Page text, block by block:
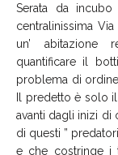
Serata da
centralinissima
un’ abitazione
quantificare il
problema di
Il predetto è solo
avanti dagli inizi di
di questi ”
e che costringe i